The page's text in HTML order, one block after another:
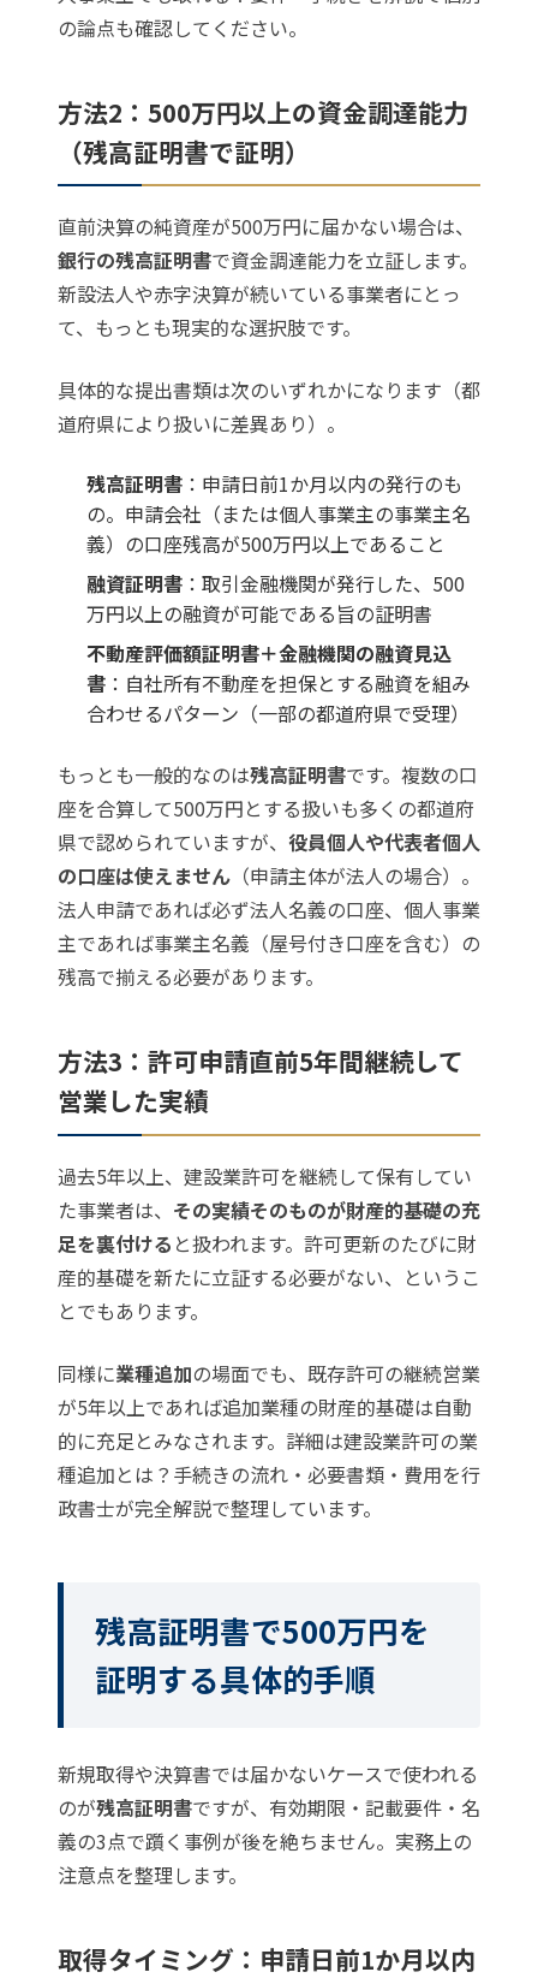
の論点も確認してください。
方法2：500万円以上の資金調達能力
（残高証明書で証明）
直前決算の純資産が500万円に届かない場合は、
銀行の残高証明書で資金調達能力を立証します。
新設法人や赤字決算が続いている事業者にとっ
て、もっとも現実的な選択肢です。
具体的な提出書類は次のいずれかになります（都
道府県により扱いに差異あり）。
残高証明書 ：申請日前1か月以内の発行のも
の。申請会社（または個人事業主の事業主名
義）の口座残高が500万円以上であること
融資証明書 ：取引金融機関が発行した、500
万円以上の融資が可能である旨の証明書
不動産評価額証明書＋金融機関の融資見込
書 ：自社所有不動産を担保とする融資を組み
合わせるパターン（一部の都道府県で受理）
もっとも一般的なのは残高証明書です。複数の口
座を合算して500万円とする扱いも多くの都道府
県で認められていますが、 役員個人や代表者個人
の口座は使えません （申請主体が法人の場合）。
法人申請であれば必ず法人名義の口座、個人事業
主であれば事業主名義（屋号付き口座を含む）の
残高で揃える必要があります。
方法3：許可申請直前5年間継続して
営業した実績
過去5年以上、建設業許可を継続して保有してい
た事業者は、 その実績そのものが財産的基礎の充
足を裏付ける と扱われます。許可更新のたびに財
産的基礎を新たに立証する必要がない、というこ
とでもあります。
同様に業種追加の場面でも、既存許可の継続営業
が5年以上であれば追加業種の財産的基礎は自動
的に充足とみなされます。詳細は建設業許可の業
種追加とは？手続きの流れ・必要書類・費用を行
政書士が完全解説で整理しています。
残高証明書で500万円を
証明する具体的手順
新規取得や決算書では届かないケースで使われる
のが残高証明書ですが、有効期限・記載要件・名
義の3点で躓く事例が後を絶ちません。実務上の
注意点を整理します。
取得タイミング：申請日前1か月以内